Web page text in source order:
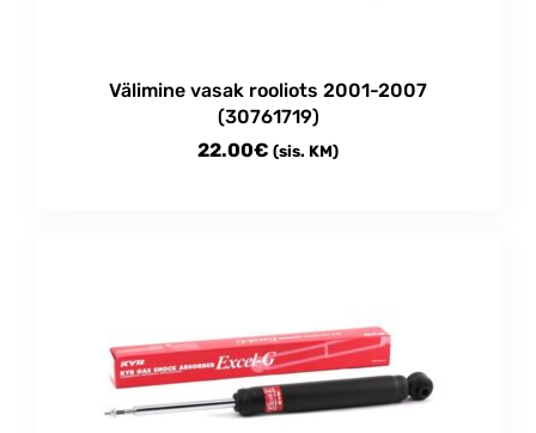
Välimine vasak rooliots 2001-2007
(30761719)
22.00€ (sis. KM)